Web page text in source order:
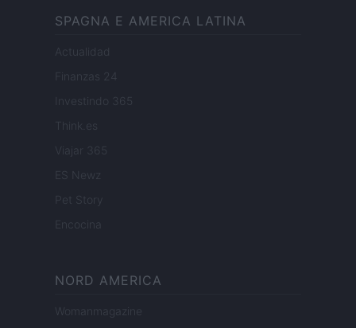
SPAGNA E AMERICA LATINA
Actualidad
Finanzas 24
Investindo 365
Think.es
Viajar 365
ES Newz
Pet Story
Encocina
NORD AMERICA
Womanmagazine